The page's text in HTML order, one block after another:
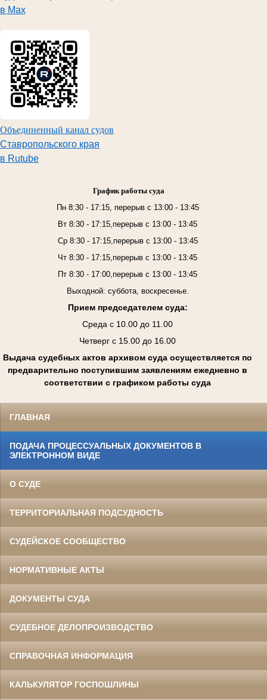
в Max
Объединенный канал судов
Ставропольского края
в Rutube
График работы суда
Пн 8:30 - 17:15, перерыв с 13:00 - 13:45
Вт 8:30 - 17:15,перерыв с 13:00 - 13:45
Ср 8:30 - 17:15,перерыв с 13:00 - 13:45
Чт 8:30 - 17:15,перерыв с 13:00 - 13:45
Пт 8:30 - 17:00,перерыв с 13:00 - 13:45
Выходной: суббота, воскресенье.
Прием председателем суда:
Среда с 10.00 до 11.00
Четверг с 15.00 до 16.00
Выдача судебных актов архивом суда осуществляется по
предварительно поступившим заявлениям ежедневно в
соответствии с графиком работы суда
ГЛАВНАЯ
ПОДАЧА ПРОЦЕССУАЛЬНЫХ ДОКУМЕНТОВ В
ЭЛЕКТРОННОМ ВИДЕ
О СУДЕ
ТЕРРИТОРИАЛЬНАЯ ПОДСУДНОСТЬ
СУДЕЙСКОЕ СООБЩЕСТВО
НОРМАТИВНЫЕ АКТЫ
ДОКУМЕНТЫ СУДА
СУДЕБНОЕ ДЕЛОПРОИЗВОДСТВО
СПРАВОЧНАЯ ИНФОРМАЦИЯ
КАЛЬКУЛЯТОР ГОСПОШЛИНЫ